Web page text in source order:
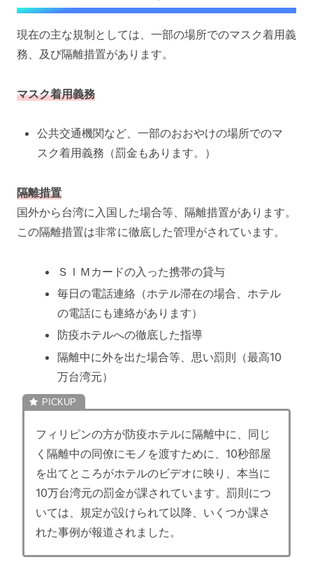
現在の主な規制としては、一部の場所でのマスク着用義
務、及び隔離措置があります。
マスク着用義務
公共交通機関など、一部のおおやけの場所でのマ
スク着用義務（罰金もあります。）
隔離措置
国外から台湾に入国した場合等、隔離措置があります。
この隔離措置は非常に徹底した管理がされています。
ＳＩＭカードの入った携帯の貸与
毎日の電話連絡（ホテル滞在の場合、ホテル
の電話にも連絡があります）
防疫ホテルへの徹底した指導
隔離中に外を出た場合等、思い罰則（最高10
万台湾元）
フィリピンの方が防疫ホテルに隔離中に、同じ
く隔離中の同僚にモノを渡すために、10秒部屋
を出てところがホテルのビデオに映り、本当に
10万台湾元の罰金が課されています。罰則につ
いては、規定が設けられて以降、いくつか課さ
れた事例が報道されました。